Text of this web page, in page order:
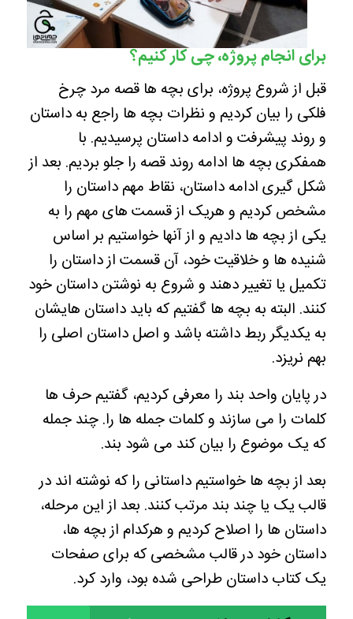
برای انجام پروژه، چی کار کنیم؟
قبل از شروع پروژه، برای بچه ها قصه مرد چرخ
فلکی را بیان کردیم و نظرات بچه ها راجع به داستان
و روند پیشرفت و ادامه داستان پرسیدیم. با
همفکری بچه ها ادامه روند قصه را جلو بردیم. بعد از
شکل گیری ادامه داستان، نقاط مهم داستان را
مشخص کردیم و هریک از قسمت های مهم را به
یکی از بچه ها دادیم و از آنها خواستیم بر اساس
شنیده ها و خلاقیت خود، آن قسمت از داستان را
تکمیل یا تغییر دهند و شروع به نوشتن داستان خود
کنند. البته به بچه ها گفتیم که باید داستان هایشان
به یکدیگر ربط داشته باشد و اصل داستان اصلی را
بهم نریزد.
در پایان واحد بند را معرفی کردیم، گفتیم حرف ها
کلمات را می سازند و کلمات جمله ها را. چند جمله
که یک موضوع را بیان کند می شود بند.
بعد از بچه ها خواستیم داستانی را که نوشته اند در
قالب یک یا چند بند مرتب کنند. بعد از این مرحله،
داستان ها را اصلاح کردیم و هرکدام از بچه ها،
داستان خود در قالب مشخصی که برای صفحات
یک کتاب داستان طراحی شده بود، وارد کرد.